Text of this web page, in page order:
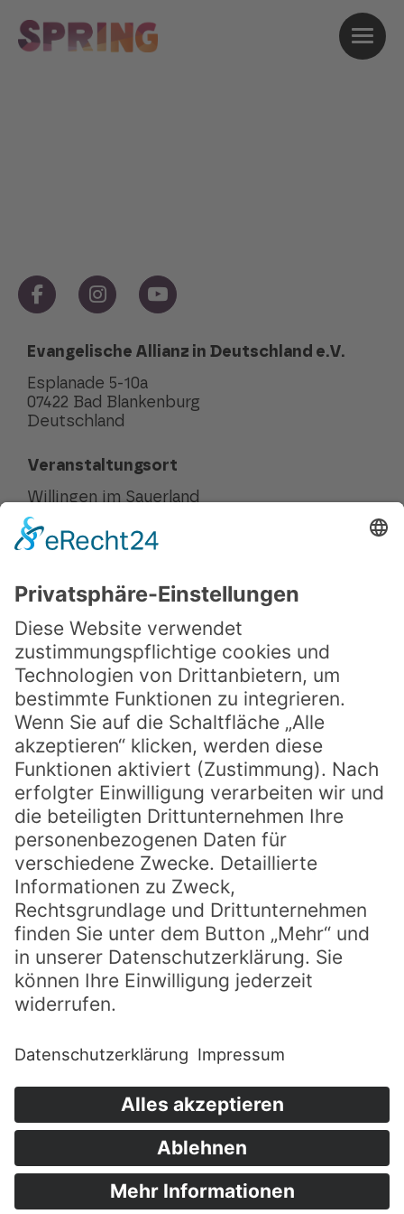
Evangelische Allianz in Deutschland e.V.
Esplanade 5-10a
07422 Bad Blankenburg
Deutschland
Veranstaltungsort
Willingen im Sauerland
Kontakt
Mitarbeit bei SPRING
FAQ
Presse
Downloads
Teilnahmebedingungen
Du möchtest immer auf dem Laufenden
bleiben?
Abonniere unseren Newsletter um nichts
mehr zu verpassen.
Jetzt abonnieren
Für SPRING anmelden und mit dabei sein!
Erlebe das christliche Festival vom 29. März
Teilnehmern.
Anmelden
Datenschutz